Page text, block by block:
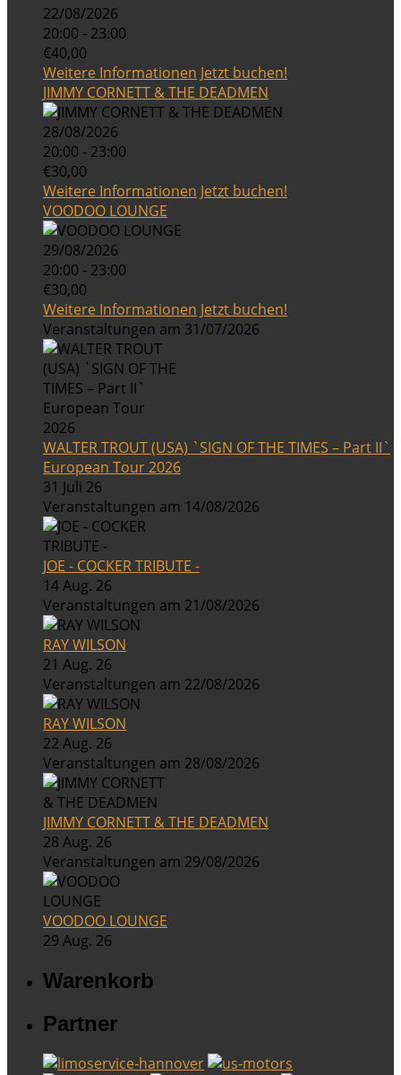
22/08/2026
20:00 - 23:00
€40,00
Weitere Informationen Jetzt buchen!
JIMMY CORNETT & THE DEADMEN
28/08/2026
20:00 - 23:00
€30,00
Weitere Informationen Jetzt buchen!
VOODOO LOUNGE
29/08/2026
20:00 - 23:00
€30,00
Weitere Informationen Jetzt buchen!
Veranstaltungen am 31/07/2026
WALTER TROUT (USA) `SIGN OF THE TIMES – Part II`
European Tour 2026
31 Juli 26
Veranstaltungen am 14/08/2026
JOE - COCKER TRIBUTE -
14 Aug. 26
Veranstaltungen am 21/08/2026
RAY WILSON
21 Aug. 26
Veranstaltungen am 22/08/2026
RAY WILSON
22 Aug. 26
Veranstaltungen am 28/08/2026
JIMMY CORNETT & THE DEADMEN
28 Aug. 26
Veranstaltungen am 29/08/2026
VOODOO LOUNGE
29 Aug. 26
Warenkorb
Partner